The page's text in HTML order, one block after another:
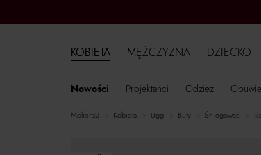
KOBIETA
Nowości Projektanci Odzież Obuwie
MĘŻCZYZNA DZIECKO
moliera2 kobieta Ugg buty śniegowce